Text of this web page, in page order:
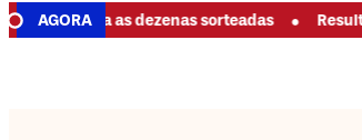
AGORA
as dezenas sorteadas • Resultado da